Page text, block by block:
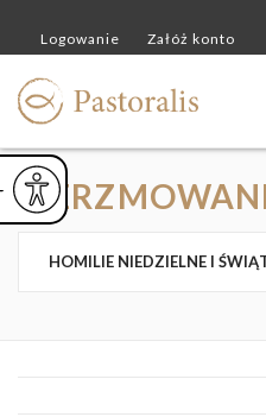
czcionkę
czcionka
Powiększ czcionkę
HOMILIE NIEDZIELNE I